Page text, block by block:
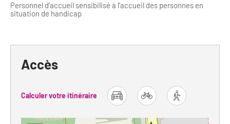
Personnel d’accueil sensibilisé à l’accueil des personnes en
situation de handicap
Accès
Calculer votre itinéraire
car bike foot